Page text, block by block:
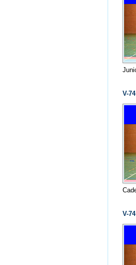
V-
V-